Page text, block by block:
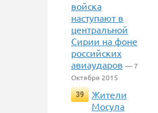
войска
наступают в
центральной
Сирии на фоне
российских
авиаударов — 7
Октября 2015
39
Жители
Мосула